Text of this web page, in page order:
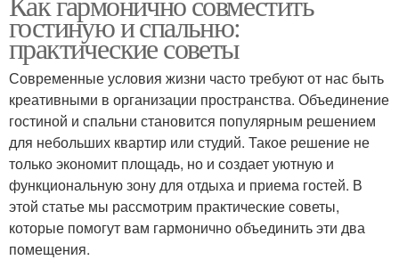
гостиную и спальню:
практические советы
Современные условия жизни часто требуют от нас быть
креативными в организации пространства. Объединение
гостиной и спальни становится популярным решением
для небольших квартир или студий. Такое решение не
только экономит площадь, но и создает уютную и
функциональную зону для отдыха и приема гостей. В
этой статье мы рассмотрим практические советы,
которые помогут вам гармонично объединить эти два
помещения.